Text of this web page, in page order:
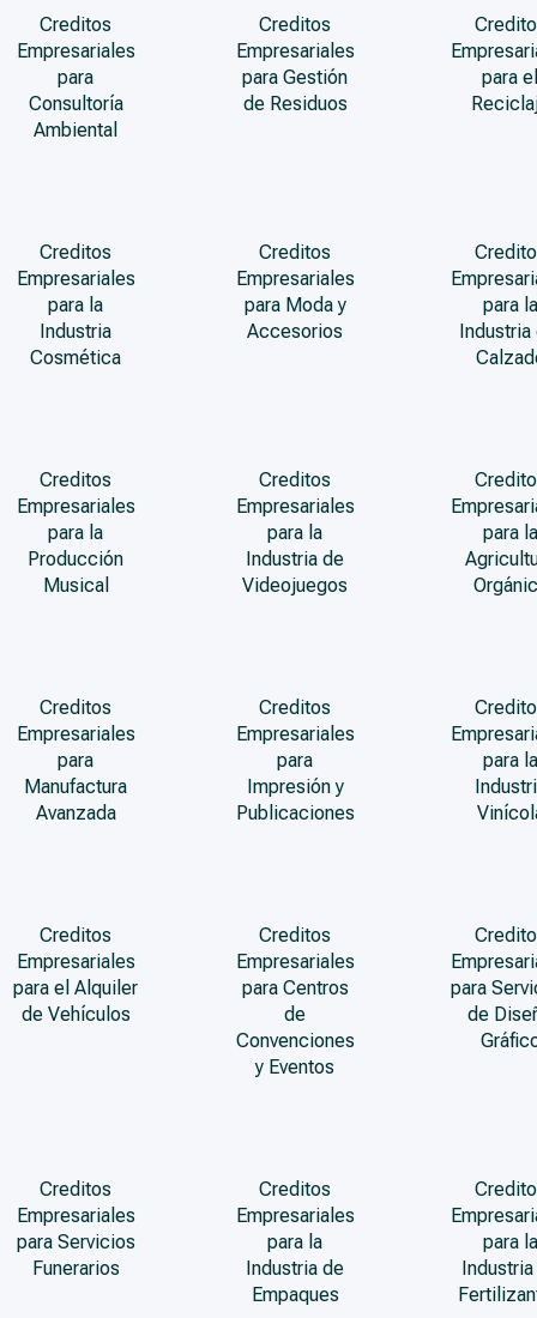
Creditos
Empresariales
para
Consultoría
Ambiental
Creditos
Empresariales
para Gestión
de Residuos
para el
Creditos
Empresariales
para la
Industria
Cosmética
Creditos
Empresariales
para Moda y
Accesorios
para la
Industria
Creditos
Empresariales
para la
Producción
Musical
Creditos
Empresariales
para la
Industria de
Videojuegos
para la
Creditos
Empresariales
para
Manufactura
Avanzada
Creditos
Empresariales
para
Impresión y
Publicaciones
para la
Creditos
Empresariales
para el Alquiler
de Vehículos
Creditos
Empresariales
para Centros
de
Convenciones
y Eventos
para
de
Creditos
Empresariales
para Servicios
Funerarios
Creditos
Empresariales
para la
Industria de
Empaques
para la